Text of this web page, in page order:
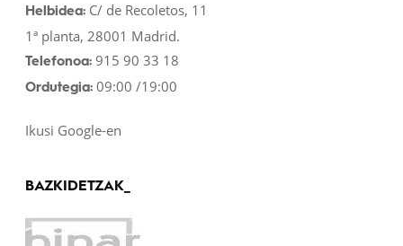
Helbidea: C/ de Recoletos, 11
1ª planta, 28001 Madrid.
Telefonoa: 915 90 33 18
Ordutegia: 09:00 /19:00
Ikusi Google-en
BAZKIDETZAK_